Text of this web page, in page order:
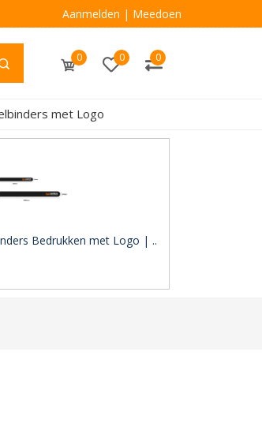
Aanmelden | Meedoen
0 0 0
met Logo
Bedrukken met Logo | ..